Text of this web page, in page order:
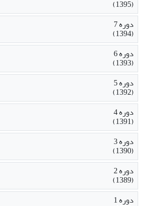
(1395)
دوره 7
(1394)
دوره 6
(1393)
دوره 5
(1392)
دوره 4
(1391)
دوره 3
(1390)
دوره 2
(1389)
دوره 1